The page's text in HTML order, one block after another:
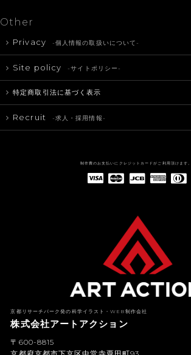
Other
Privacy -個人情報の取扱いについて-
Site policy -サイトポリシー-
特定商取引法に基づく表示
Recruit -求人・採用情報-
制作費のお支払いにクレジットカードがご利用頂けます。
京都リサーチパーク発の科学イラスト・WEB制作会社
株式会社アートアクション
〒600-8815